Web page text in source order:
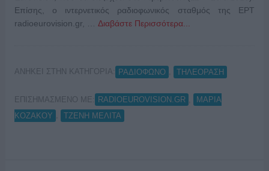
Επίσης, ο ιντερνετικός ραδιοφωνικός σταθμός της ΕΡΤ
radioeurovision.gr, … Διαβάστε Περισσότερα...
ΑΝΗΚΕΙ ΣΤΗΝ ΚΑΤΗΓΟΡΙΑ: ΡΑΔΙΟΦΩΝΟ ΤΗΛΕΟΡΑΣΗ
ΕΠΙΣΗΜΑΣΜΕΝΟ ΜΕ: RADIOEUROVISION.GR
ΜΑΡΙΑ
ΚΟΖΑΚΟΥ
ΤΖΕΝΗ ΜΕΛΙΤΑ